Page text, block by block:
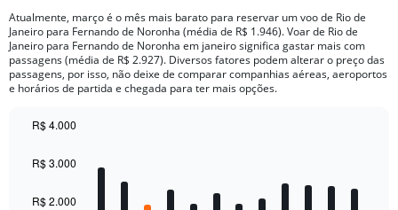
Atualmente, março é o mês mais barato para reservar um voo de Rio de
Janeiro para Fernando de Noronha (média de R$ 1.946). Voar de Rio de
Janeiro para Fernando de Noronha em janeiro significa gastar mais com
passagens (média de R$ 2.927). Diversos fatores podem alterar o preço das
passagens, por isso, não deixe de comparar companhias aéreas, aeroportos
e horários de partida e chegada para ter mais opções.
chart
with
bars.
R$ 2.000
R$ 3.000
R$ 4.000